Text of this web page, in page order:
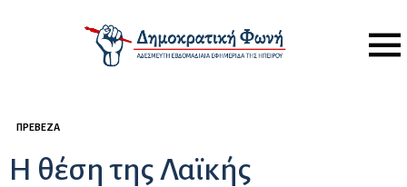
Menu
ΠΡΈΒΕΖΑ
Η θέση της Λαϊκής